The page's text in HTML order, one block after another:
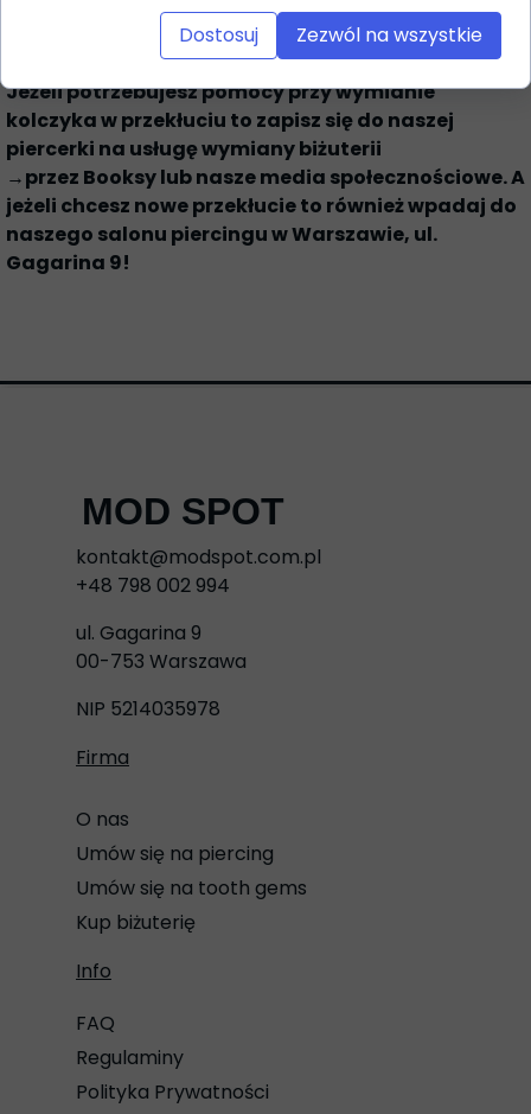
Długość: 12 mm / 14 mm
Jeżeli potrzebujesz pomocy przy wymianie
kolczyka w przekłuciu to zapisz się do naszej
piercerki na usługę wymiany biżuterii
→przez Booksylub nasze media społecznościowe. A
jeżeli chcesz nowe przekłucie to również wpadaj do
naszego salonu piercingu w Warszawie, ul.
Gagarina 9!
MOD SPOT
kontakt@modspot.com.pl
+48 798 002 994
ul. Gagarina 9
00-753 Warszawa
NIP 5214035978
Firma
O nas
Umów się na piercing
Umów się na tooth gems
Kup biżuterię
Info
FAQ
Regulaminy
Polityka Prywatności
Dostosuj Zezwól na wszystkie